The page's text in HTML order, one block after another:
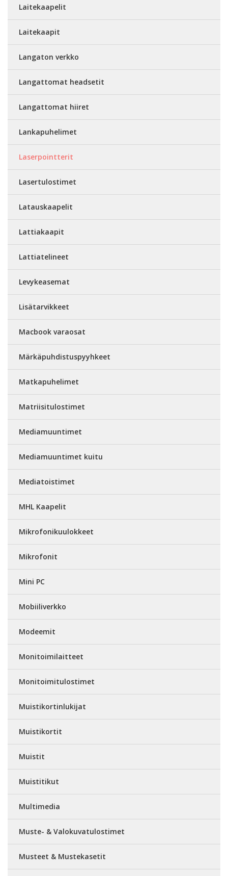
Laitekaapelit
Laitekaapit
Langaton verkko
Langattomat headsetit
Langattomat hiiret
Lankapuhelimet
Laserpointterit
Lasertulostimet
Latauskaapelit
Lattiakaapit
Lattiatelineet
Levykeasemat
Lisätarvikkeet
Macbook varaosat
Märkäpuhdistuspyyhkeet
Matkapuhelimet
Matriisitulostimet
Mediamuuntimet
Mediamuuntimet kuitu
Mediatoistimet
MHL Kaapelit
Mikrofonikuulokkeet
Mikrofonit
Mini PC
Mobiiliverkko
Modeemit
Monitoimilaitteet
Monitoimitulostimet
Muistikortinlukijat
Muistikortit
Muistit
Muistitikut
Multimedia
Muste- & Valokuvatulostimet
Musteet & Mustekasetit